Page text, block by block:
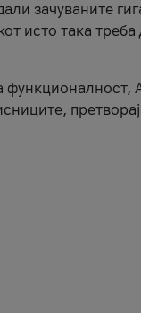
зачуваните
исто така